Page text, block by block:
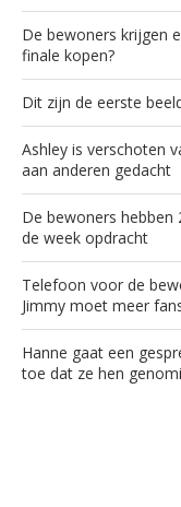
De bewoners krijgen
finale kopen?
Dit zijn de eerste
Ashley is verschoten
aan anderen gedacht
De bewoners
de week opdracht
Telefoon voor de
Jimmy moet meer
Hanne gaat een
toe dat ze hen